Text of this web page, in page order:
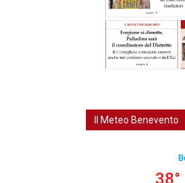
Il Meteo Benevento